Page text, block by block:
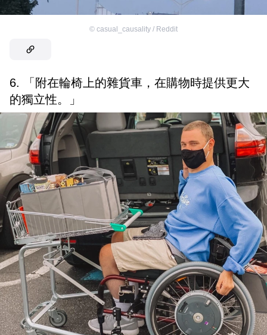
© casual_causality / Reddit
6. 「附在輪椅上的雜貨車，在購物時提供更大
的獨立性。」